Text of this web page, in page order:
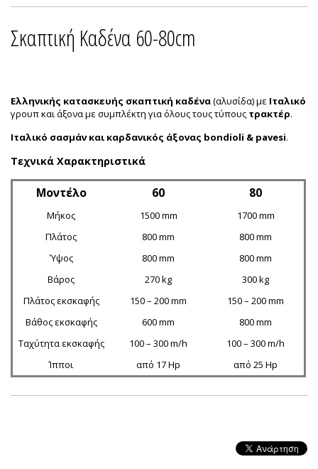
Σκαπτική Καδένα 60-80cm
Ελληνικής κατασκευής σκαπτική καδένα(αλυσίδα) με Ιταλικό
γρουπ και άξονα με συμπλέκτη για όλους τους τύπους τρακτέρ.
Ιταλικό σασμάν και καρδανικός άξονας bondioli & pavesi.
Τεχνικά Xαρακτηριστικά
Μοντέλο 60 80
Μήκος 1500 mm
1700 mm
Πλάτος
800 mm
800 mm
Ύψος
800 mm
800 mm
Βάρος
270 kg
300 kg
Πλάτος εκσκαφής
150 – 200 mm
150 – 200 mm
Βάθος εκσκαφής
600 mm
800 mm
Ταχύτητα εκσκαφής
100 – 300 m/h
100 – 300 m/h
Ίπποι
από 17 Hp από 25 Hp